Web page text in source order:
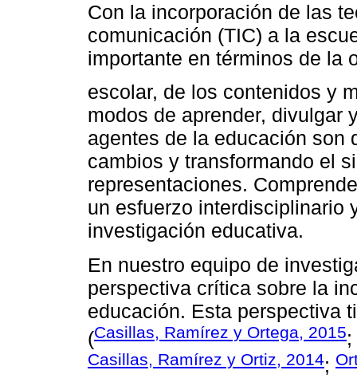
Con la incorporación de las
comunicación (TIC) a la
importante en términos de la
escolar, de los contenidos y
modos de aprender, divulgar
agentes de la educación son
cambios y transformando el
representaciones.
un esfuerzo interdisciplinario
investigación educativa.
En nuestro equipo de
perspectiva crítica sobre la
educación. Esta perspectiva
(Casillas, Ramírez y Ortega, 2015;
Casillas, Ramírez y Ortiz, 2014;